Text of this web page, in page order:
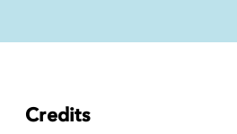
Credits